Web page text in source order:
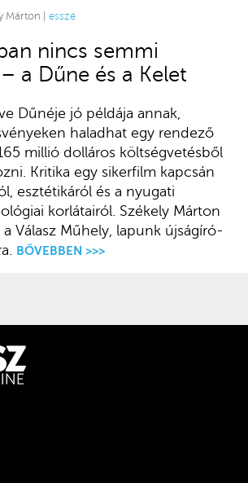
Márton | esszé
nincs semmi
a Dűne és a Kelet
Dűnéje jó példája annak,
haladhat egy rendező
millió dolláros költségvetésből
Kritika egy sikerfilm kapcsán
esztétikáról és a nyugati
korlátairól. Székely Márton
Válasz Műhely, lapunk újságíró-
BŐVEBBEN >>>